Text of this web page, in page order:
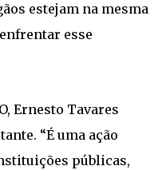
estejam na mesma
esse
Ernesto Tavares
“É uma ação
públicas,